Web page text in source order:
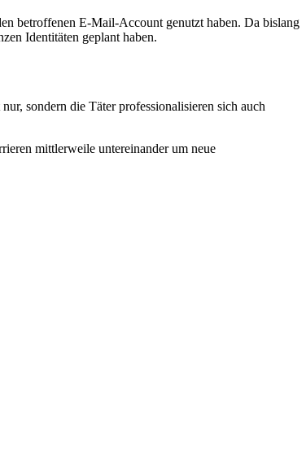
betroffenen E-Mail-Account genutzt haben. Da bislang
Identitäten geplant haben.
sondern die Täter professionalisieren sich auch
mittlerweile untereinander um neue